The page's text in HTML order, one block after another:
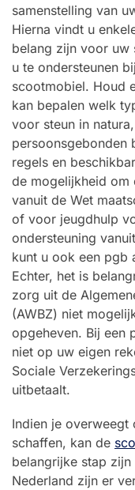
samenstelling van
Hierna vindt u
belang zijn voor uw
u te ondersteunen
scootmobiel. Houd
kan bepalen welk
voor steun in
persoonsgebonden
regels en
de mogelijkheid om
vanuit de Wet
of voor jeugdhulp
ondersteuning
kunt u ook een pgb
Echter, het is
zorg uit de
(AWBZ) niet
opgeheven. Bij een
niet op uw eigen
Sociale
uitbetaalt.
Indien je overweegt
schaffen, kan de
belangrijke stap
Nederland zijn er